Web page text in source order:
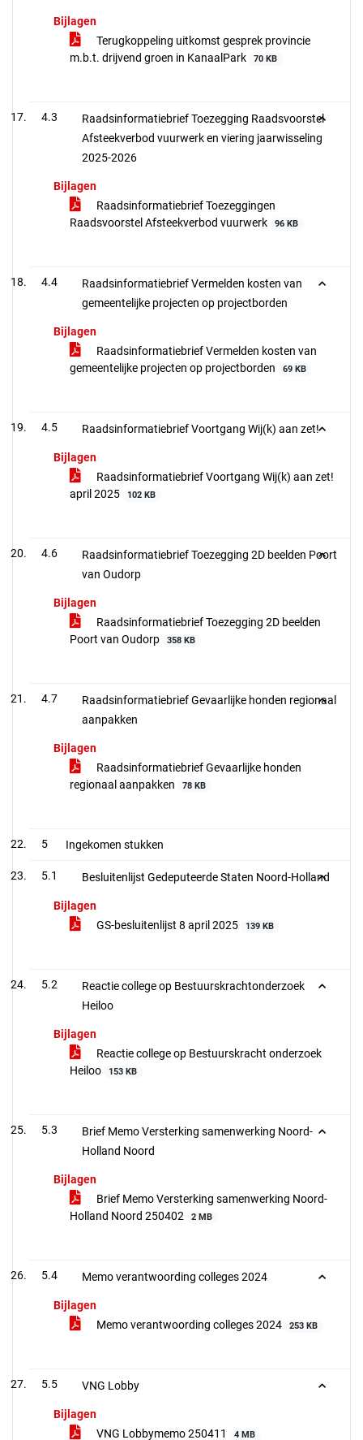
Bijlagen
Terugkoppeling uitkomst gesprek provincie
m.b.t. drijvend groen in KanaalPark
70 KB
4.3
Raadsinformatiebrief Toezegging Raadsvoorstel
Afsteekverbod vuurwerk en viering jaarwisseling
2025-2026
Bijlagen
Raadsinformatiebrief Toezeggingen
Raadsvoorstel Afsteekverbod vuurwerk
96 KB
4.4
Raadsinformatiebrief Vermelden kosten van
gemeentelijke projecten op projectborden
Bijlagen
Raadsinformatiebrief Vermelden kosten van
gemeentelijke projecten op projectborden
69 KB
4.5 Raadsinformatiebrief Voortgang Wij(k) aan zet!
Bijlagen
Raadsinformatiebrief Voortgang Wij(k) aan zet!
april 2025
102 KB
4.6
Raadsinformatiebrief Toezegging 2D beelden Poort
van Oudorp
Bijlagen
Raadsinformatiebrief Toezegging 2D beelden
Poort van Oudorp
358 KB
4.7
Raadsinformatiebrief Gevaarlijke honden regionaal
aanpakken
Bijlagen
Raadsinformatiebrief Gevaarlijke honden
regionaal aanpakken
78 KB
5 Ingekomen stukken
5.1 Besluitenlijst Gedeputeerde Staten Noord-Holland
Bijlagen
GS-besluitenlijst 8 april 2025
139 KB
5.2
Reactie college op Bestuurskrachtonderzoek
Heiloo
Bijlagen
Reactie college op Bestuurskracht onderzoek
Heiloo
153 KB
5.3
Brief Memo Versterking samenwerking Noord-
Holland Noord
Bijlagen
Brief Memo Versterking samenwerking Noord-
Holland Noord 250402
2 MB
5.4 Memo verantwoording colleges 2024
Bijlagen
Memo verantwoording colleges 2024
253 KB
5.5 VNG Lobby
Bijlagen
VNG Lobbymemo 250411
4 MB